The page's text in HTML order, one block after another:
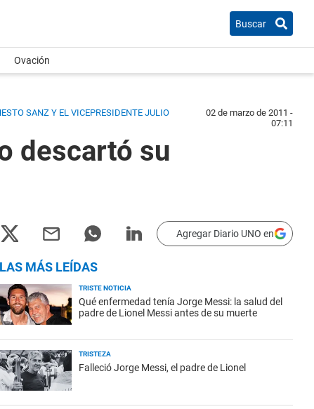
Buscar
Ovación
SANZ Y EL VICEPRESIDENTE JULIO
02 de marzo de 2011 -
07:11
descartó su
Agregar Diario UNO en
LAS MÁS LEÍDAS
TRISTE NOTICIA
Qué enfermedad tenía Jorge Messi: la salud del
padre de Lionel Messi antes de su muerte
TRISTEZA
Falleció Jorge Messi, el padre de Lionel